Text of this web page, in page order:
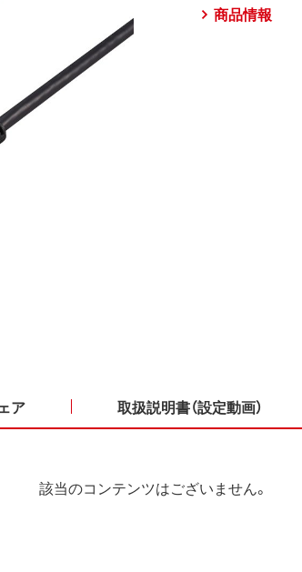
商品情報
ア 取扱説明書（設定動画）
該当のコンテンツはございません。